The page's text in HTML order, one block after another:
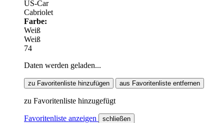
US-Car
Cabriolet
Farbe:
Weiß
Weiß
74
Daten werden geladen...
zu Favoritenliste hinzufügen aus Favoritenliste entfernen
zu Favoritenliste hinzugefügt
Favoritenliste anzeigen schließen